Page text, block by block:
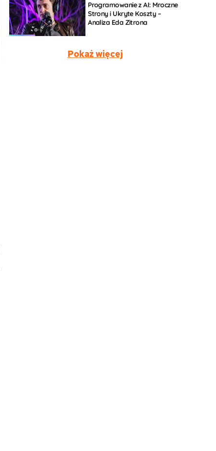
Programowanie z AI: Mroczne
Strony i Ukryte Koszty –
Analiza Eda Zitrona
Pokaż więcej